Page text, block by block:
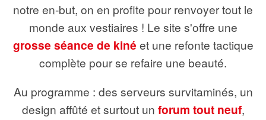
notre en-but, on en profite pour renvoyer tout le
monde aux vestiaires ! Le site s'offre une
grosse séance de kiné et une refonte tactique
complète pour se refaire une beauté.
Au programme : des serveurs survitaminés, un
design affûté et surtout un forum tout neuf,